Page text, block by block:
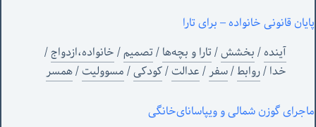
پایان قانونی خانواده – برای تارا
آینده/بخشش/تارا و بچه‌ها/تصمیم/خانواده،ازدواج/
خدا/روابط/سفر/عدالت/کودکی/مسوولیت/همسر
ماجرای گوزن شمالی و‌ ویپاسانای‌خانگی